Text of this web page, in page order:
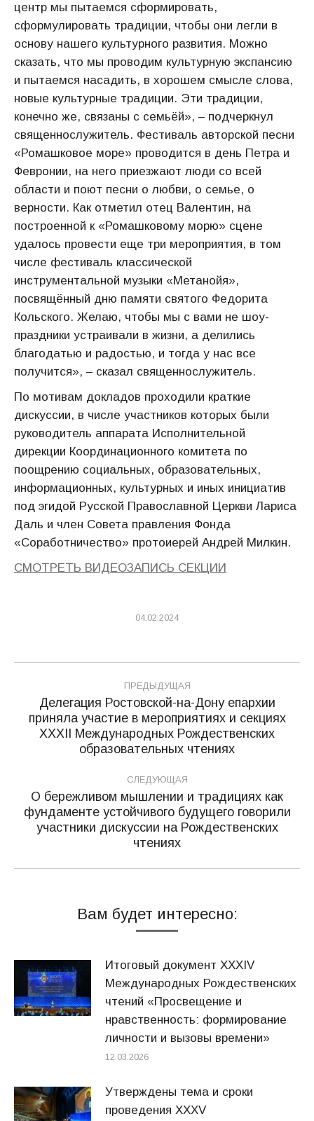
центр мы пытаемся сформировать,
сформулировать традиции, чтобы они легли в
основу нашего культурного развития. Можно
сказать, что мы проводим культурную экспансию
и пытаемся насадить, в хорошем смысле слова,
новые культурные традиции. Эти традиции,
конечно же, связаны с семьёй», – подчеркнул
священнослужитель. Фестиваль авторской песни
«Ромашковое море» проводится в день Петра и
Февронии, на него приезжают люди со всей
области и поют песни о любви, о семье, о
верности. Как отметил отец Валентин, на
построенной к «Ромашковому морю» сцене
удалось провести еще три мероприятия, в том
числе фестиваль классической
инструментальной музыки «Метанойя»,
посвящённый дню памяти святого Федорита
Кольского. Желаю, чтобы мы с вами не шоу-
праздники устраивали в жизни, а делились
благодатью и радостью, и тогда у нас все
получится», – сказал священнослужитель.
По мотивам докладов проходили краткие
дискуссии, в числе участников которых были
руководитель аппарата Исполнительной
дирекции Координационного комитета по
поощрению социальных, образовательных,
информационных, культурных и иных инициатив
под эгидой Русской Православной Церкви Лариса
Даль и член Совета правления Фонда
«Соработничество» протоиерей Андрей Милкин.
СМОТРЕТЬ ВИДЕОЗАПИСЬ СЕКЦИИ
04.02.2024
Навигация
записям
ПРЕДЫДУЩАЯ
Предыдущая
запись:
Делегация Ростовской-на-Дону епархии
приняла участие в мероприятиях и секциях
XXXII Международных Рождественских
образовательных чтениях
СЛЕДУЮЩАЯ
Следующая
запись:
О бережливом мышлении и традициях как
фундаменте устойчивого будущего говорили
участники дискуссии на Рождественских
чтениях
Вам будет интересно:
Итоговый документ XXХIV
Международных Рождественских
чтений «Просвещение и
нравственность: формирование
личности и вызовы времени»
12.03.2026
Утверждены тема и сроки
проведения XXXV